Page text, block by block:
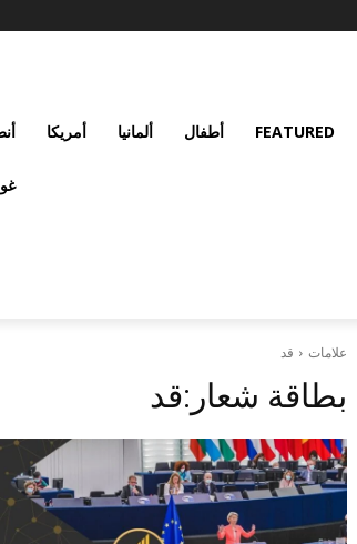
FEATURED أطفال ألمانيا أمريكا
علامات قد
بطاقة شعار:قد